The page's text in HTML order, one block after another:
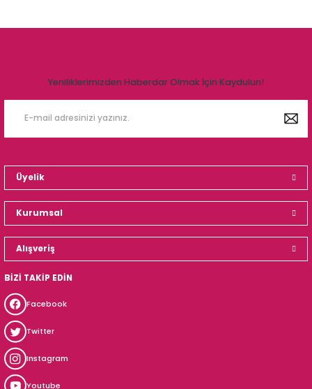
Yeniliklerimizden Haberdar Olmak İçin Kaydulun!
Üyelik
Kurumsal
Alışveriş
BİZİ TAKİP EDİN
Facebook
Twitter
Instagram
Youtube